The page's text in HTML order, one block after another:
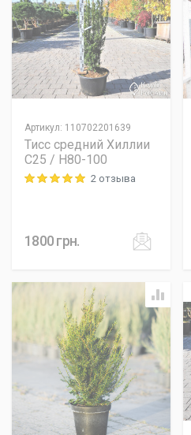
Артикул: 110702201639
Тисс средний Хиллии
C25 / H80-100
Rating: 5 out of 52 отзыва
1800грн.